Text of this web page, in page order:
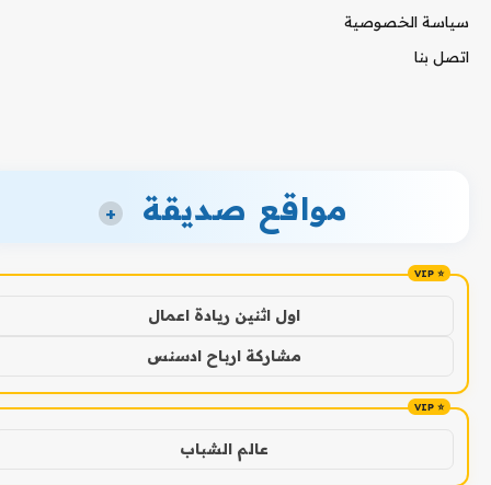
سياسة الخصوصية
اتصل بنا
مواقع صديقة +
اول اثنين ريادة اعمال
مشاركة ارباح ادسنس
عالم الشباب